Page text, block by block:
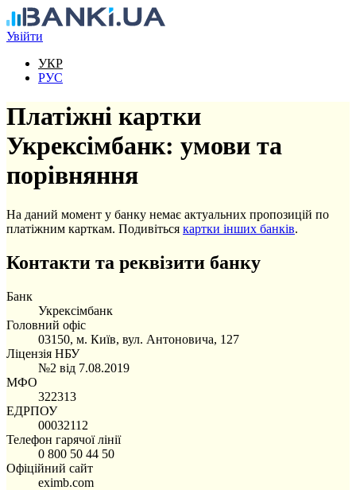
Перейти до основного вмісту
Увійти
УКР
РУС
Платіжні картки
Укрексімбанк: умови та
порівняння
На даний момент у банку немає актуальних пропозицій по
платіжним карткам. Подивіться картки інших банків.
Контакти та реквізити банку
Банк
Укрексімбанк
Головний офіс
03150, м. Київ, вул. Антоновича, 127
Ліцензія НБУ
№2 від 7.08.2019
МФО
322313
ЕДРПОУ
00032112
Телефон гарячої лінії
0 800 50 44 50
Офіційний сайт
eximb.com